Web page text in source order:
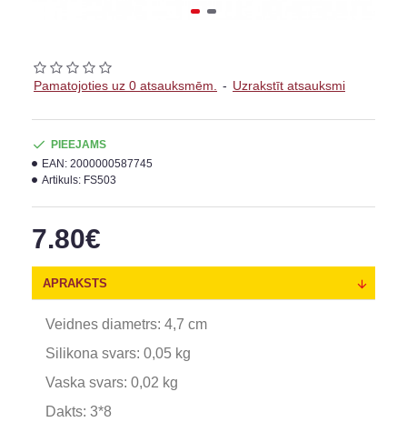
Pamatojoties uz 0 atsauksmēm. - Uzrakstīt atsauksmi
7.80€
PIEEJAMS
EAN: 2000000587745
Artikuls: FS503
APRAKSTS
Veidnes diametrs: 4,7 cm
Silikona svars: 0,05 kg
Vaska svars: 0,02 kg
Dakts: 3*8